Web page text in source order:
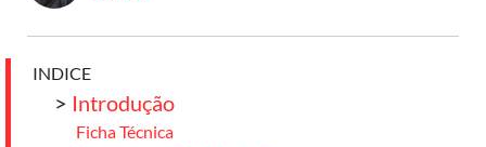
INDICE
> Introdução
Ficha Técnica